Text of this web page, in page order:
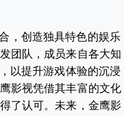
，创造独具特色的娱乐
团队，成员来自各大知
以提升游戏体验的沉浸
影视凭借其丰富的文化
了认可。未来，金鹰影